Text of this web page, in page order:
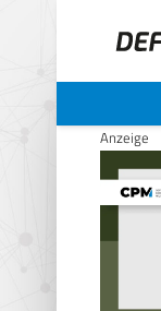
Anzeige